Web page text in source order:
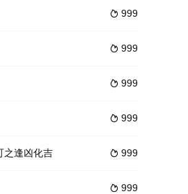
伴让她获取些许对外界的希冀，
痛的生活了，母亲成天抱着酒瓶子醉醺醺的
 999
 999
 999
 999
 999
之逢凶化吉
 999